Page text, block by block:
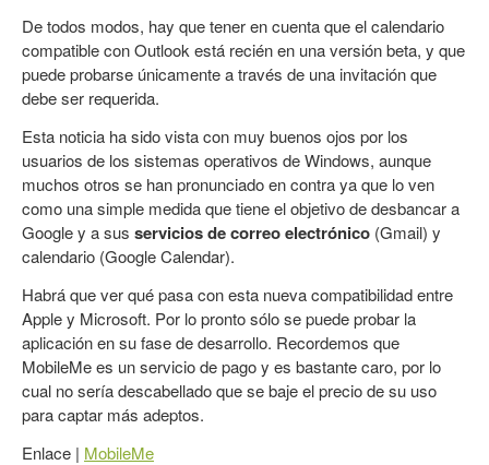
De todos modos, hay que tener en cuenta que el calendario
compatible con Outlook está recién en una versión beta, y que
puede probarse únicamente a través de una invitación que
debe ser requerida.
Esta noticia ha sido vista con muy buenos ojos por los
usuarios de los sistemas operativos de Windows, aunque
muchos otros se han pronunciado en contra ya que lo ven
como una simple medida que tiene el objetivo de desbancar a
Google y a sus servicios de correo electrónico (Gmail) y
calendario (Google Calendar).
Habrá que ver qué pasa con esta nueva compatibilidad entre
Apple y Microsoft. Por lo pronto sólo se puede probar la
aplicación en su fase de desarrollo. Recordemos que
MobileMe es un servicio de pago y es bastante caro, por lo
cual no sería descabellado que se baje el precio de su uso
para captar más adeptos.
Enlace | MobileMe